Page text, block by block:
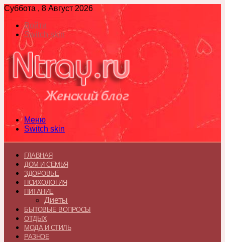
Суббота , 8 Август 2026
Войти
Switch skin
Меню
Switch skin
ГЛАВНАЯ
ДОМ И СЕМЬЯ
ЗДОРОВЬЕ
ПСИХОЛОГИЯ
ПИТАНИЕ
Диеты
БЫТОВЫЕ ВОПРОСЫ
ОТДЫХ
МОДА И СТИЛЬ
РАЗНОЕ